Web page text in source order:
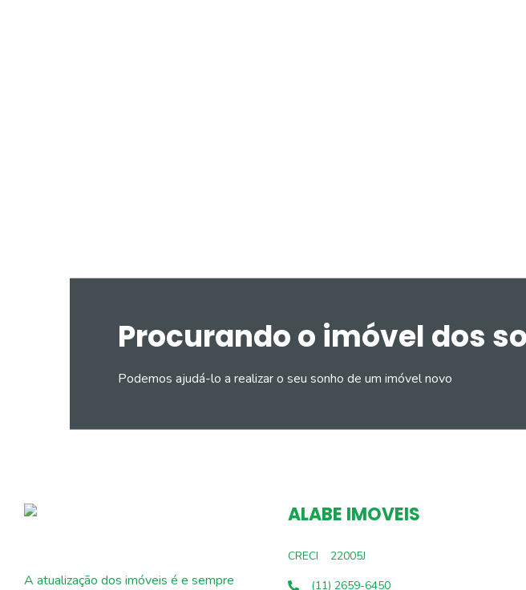
Procurando o imóvel dos
Podemos ajudá-lo a realizar o seu sonho de um imóvel novo
A atualização dos imóveis é e sempre
ALABE IMOVEIS
CRECI
22005J
(11) 2659-6450